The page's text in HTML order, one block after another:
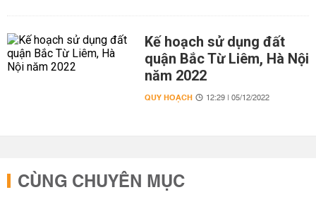
Kế hoạch sử dụng đất
quận Bắc Từ Liêm, Hà Nội
năm 2022
QUY HOẠCH 12:29 | 05/12/2022
CÙNG CHUYÊN MỤC